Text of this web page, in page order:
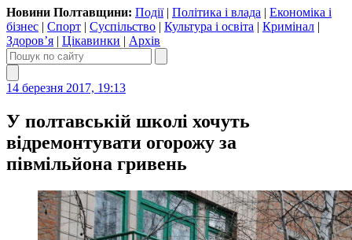
Новини Полтавщини: Події| Політика і влада | Економіка і
бізнес | Спорт | Суспільство | Культура і освіта | Кримінал |
Здоров’я | Цікавинки | Архів
14 березня 2017, 19:13
У полтавській школі хочуть
відремонтувати огорожу за
півмільйона гривень